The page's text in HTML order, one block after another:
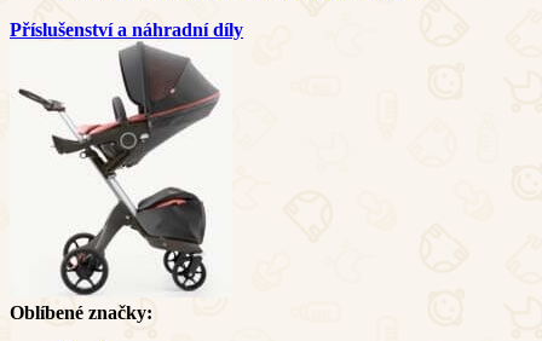
Příslušenství a náhradní díly
Oblíbené značky: